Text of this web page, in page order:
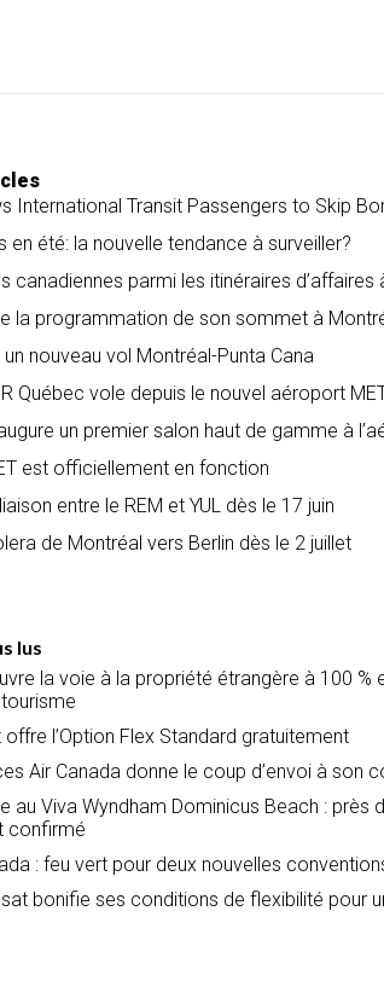
International Transit Passengers to Skip
en été: la nouvelle tendance à surveiller?
canadiennes parmi les itinéraires
la programmation de son sommet à
nouveau vol Montréal-Punta Cana
Québec vole depuis le nouvel aéroport
un premier salon haut de gamme à
est officiellement en fonction
entre le REM et YUL dès le 17 juin
de Montréal vers Berlin dès le 2 juillet
lus
la voie à la propriété étrangère à 100 %
offre l’Option Flex Standard gratuitement
Air Canada donne le coup d’envoi à son
au Viva Wyndham Dominicus Beach : près
confirmé
: feu vert pour deux nouvelles
bonifie ses conditions de flexibilité pour